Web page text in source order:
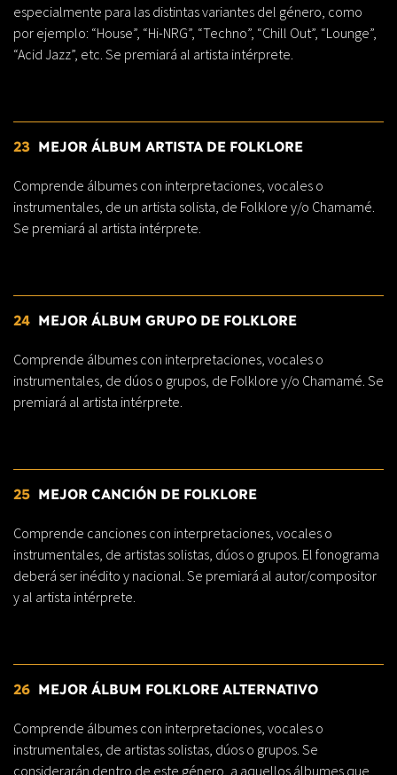
especialmente para las distintas variantes del género, como
por ejemplo: “House”, “Hi-NRG”, “Techno”, “Chill Out”, “Lounge”,
“Acid Jazz”, etc. Se premiará al artista intérprete.
23 MEJOR ÁLBUM ARTISTA DE FOLKLORE
Comprende álbumes con interpretaciones, vocales o
instrumentales, de un artista solista, de Folklore y/o Chamamé.
Se premiará al artista intérprete.
24 MEJOR ÁLBUM GRUPO DE FOLKLORE
Comprende álbumes con interpretaciones, vocales o
instrumentales, de dúos o grupos, de Folklore y/o Chamamé. Se
premiará al artista intérprete.
25 MEJOR CANCIÓN DE FOLKLORE
Comprende canciones con interpretaciones, vocales o
instrumentales, de artistas solistas, dúos o grupos. El fonograma
deberá ser inédito y nacional. Se premiará al autor/compositor
y al artista intérprete.
26 MEJOR ÁLBUM FOLKLORE ALTERNATIVO
Comprende álbumes con interpretaciones, vocales o
instrumentales, de artistas solistas, dúos o grupos. Se
considerarán dentro de este género, a aquellos álbumes que